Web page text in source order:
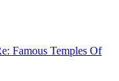
Famous Temples Of